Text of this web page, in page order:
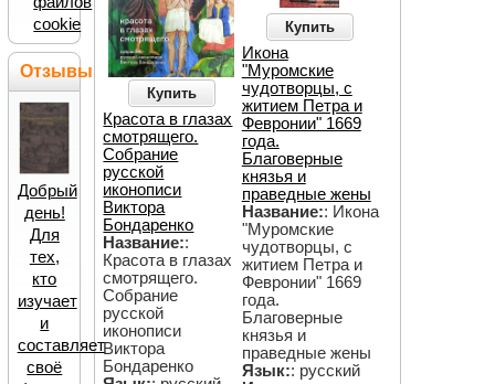
Купить
Красота в глазах
смотрящего.
Собрание
русской
иконописи
Виктора
Бондаренко
Название::
Красота в глазах
смотрящего.
Собрание
русской
иконописи
Виктора
Бондаренко
Купить
Икона
"Муромские
чудотворцы, с
житием Петра и
Февронии" 1669
года.
Благоверные
князья и
праведные жены
Название:: Икона
"Муромские
чудотворцы, с
житием Петра и
Февронии" 1669
года.
Благоверные
князья и
праведные жены
Язык:: русский
cookie
Отзывы
Добрый
день!
Для
тех,
кто
изучает
и
составляет
своё